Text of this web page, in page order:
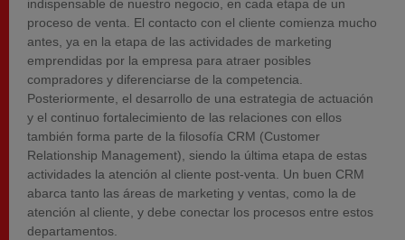
indispensable de nuestro negocio, en cada etapa de un
proceso de venta. El contacto con el cliente comienza mucho
antes, ya en la etapa de las actividades de marketing
emprendidas por la empresa para atraer posibles
compradores y diferenciarse de la competencia.
Posteriormente, el desarrollo de una estrategia de actuación
y el continuo fortalecimiento de las relaciones con ellos
también forma parte de la filosofía CRM (Customer
Relationship Management), siendo la última etapa de estas
actividades la atención al cliente post-venta. Un buen CRM
abarca tanto las áreas de marketing y ventas, como la de
atención al cliente, y debe conectar los procesos entre estos
departamentos.